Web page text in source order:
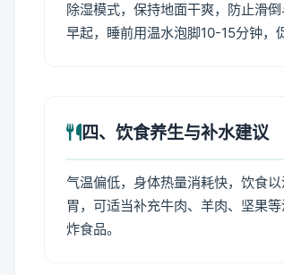
除湿模式，保持地面干爽，防止滑
早起，睡前用温水泡脚10-15分钟，
四、饮食养生与补水建议
气温偏低，身体热量消耗快，饮食
胃，可适当补充牛肉、羊肉、坚果
炸食品。